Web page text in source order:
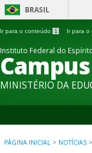
BRASIL
Ir para o conteúdo 1 Ir para o
Instituto Federal do
MINISTÉRIO DA
PÁGINA INICIAL > NOTÍCIAS >